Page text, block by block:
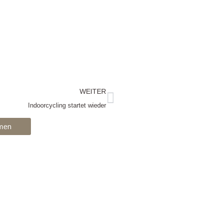
WEITER
Indoorcycling startet wieder
Nächster